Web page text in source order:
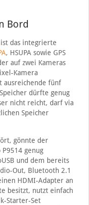
Bord
das integrierte
, HSUPA sowie GPS
auf zwei Kameras
Kamera
ausreichende fünf
dürfte genug
nicht reicht, darf via
Speicher
gönnte der
genug
und dem bereits
Out, Bluetooth 2.1
HDMI-Adapter an
besitzt, nutzt einfach
Starter-Set